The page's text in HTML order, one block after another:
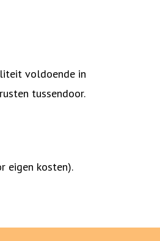
voldoende in
tussendoor.
eigen kosten).